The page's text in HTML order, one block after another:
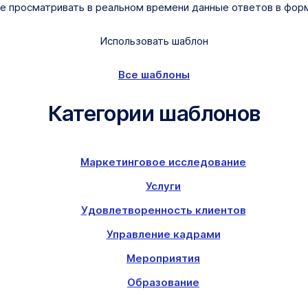
просматривать в реальном времени данные ответов в
Использовать шаблон
Все шаблоны
Категории шаблонов
Маркетинговое исследование
Услуги
Удовлетворенность клиентов
Управление кадрами
Мероприятия
Образование